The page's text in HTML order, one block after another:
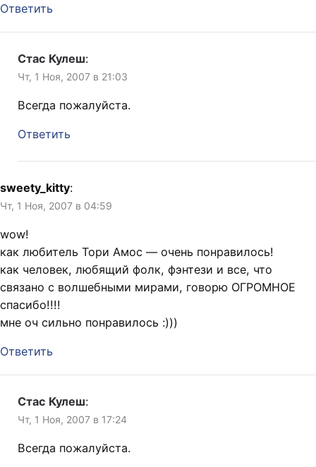
Ответить
Стас Кулеш:
Чт, 1 Ноя, 2007 в 21:03
Всегда пожалуйста.
Ответить
sweety_kitty:
Чт, 1 Ноя, 2007 в 04:59
wow!
как любитель Тори Амос — очень понравилось!
как человек, любящий фолк, фэнтези и все, что
связано с волшебными мирами, говорю ОГРОМНОЕ
спасибо!!!!
мне оч сильно понравилось :)))
Ответить
Стас Кулеш:
Чт, 1 Ноя, 2007 в 17:24
Всегда пожалуйста.